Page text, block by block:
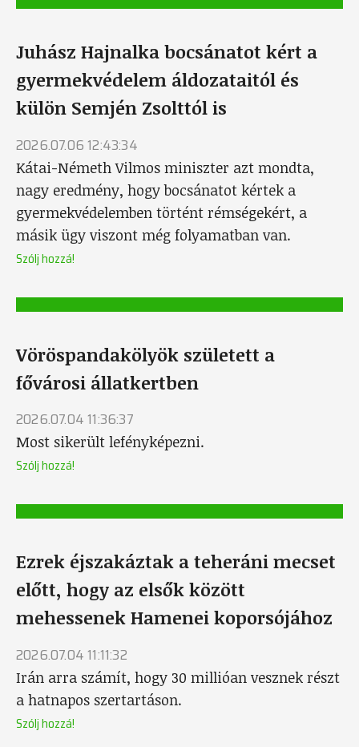
Juhász Hajnalka bocsánatot kért a
gyermekvédelem áldozataitól és
külön Semjén Zsolttól is
2026.07.06 12:43:34
Kátai-Németh Vilmos miniszter azt mondta,
nagy eredmény, hogy bocsánatot kértek a
gyermekvédelemben történt rémségekért, a
másik ügy viszont még folyamatban van.
Szólj hozzá!
Vöröspandakölyök született a
fővárosi állatkertben
2026.07.04 11:36:37
Most sikerült lefényképezni.
Szólj hozzá!
Ezrek éjszakáztak a teheráni mecset
előtt, hogy az elsők között
mehessenek Hamenei koporsójához
2026.07.04 11:11:32
Irán arra számít, hogy 30 millióan vesznek részt
a hatnapos szertartáson.
Szólj hozzá!